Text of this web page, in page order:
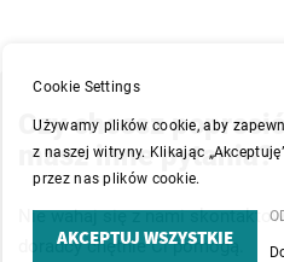
Czy chcesz
masz inne pytania?
Nie wahaj się z nami
doradcy chętnie Ci pomogą.
Cookie Settings
Używamy plików cookie, aby
z naszej witryny. Klikając
przez nas plików cookie.
AKCEPTUJ WSZYSTKIE